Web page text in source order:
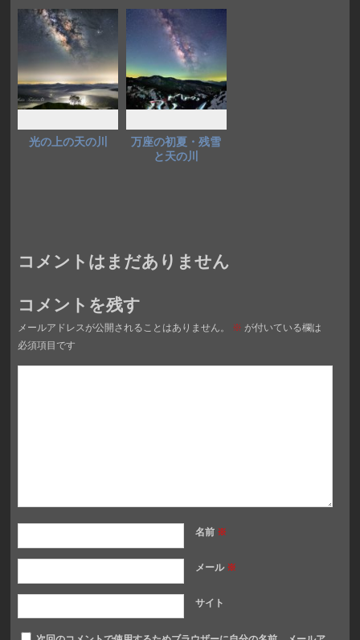
光の上の天の川
万座の初夏・残雪
と天の川
コメントはまだありません
コメントを残す
メールアドレスが公開されることはありません。 ※ が付いている欄は
必須項目です
名前 ※
メール※
サイト